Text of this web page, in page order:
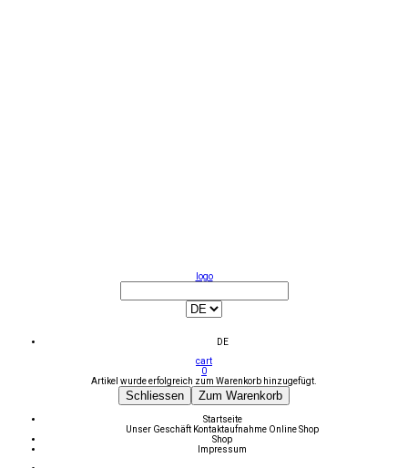
logo
DE
cart
0
Artikel wurde erfolgreich zum Warenkorb hinzugefügt.
Schliessen Zum Warenkorb
Startseite
Unser Geschäft Kontaktaufnahme Online Shop
Shop
Impressum